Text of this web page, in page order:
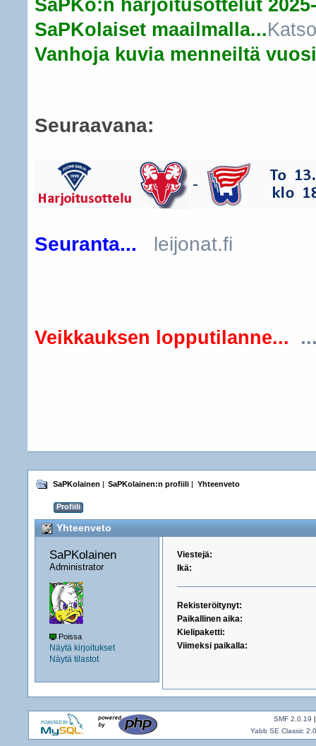
SaPKo:n harjoitusottelut
SaPKolaiset maailmalla...
Vanhoja kuvia menneiltä
Seuraavana:
Seuranta... leijonat.fi
Veikkauksen lopputilanne...
SaPKolainen | SaPKolainen:n profiili | Yhteenveto
Profiili
Yhteenveto
SaPKolainen
Administrator
Poissa
Näytä kirjoitukset
Näytä tilastot
Viestejä:
Ikä:
Rekisteröitynyt:
Paikallinen aika:
Kielipaketti:
Viimeksi paikalla:
SMF 2.0.19
Yabb SE Classic